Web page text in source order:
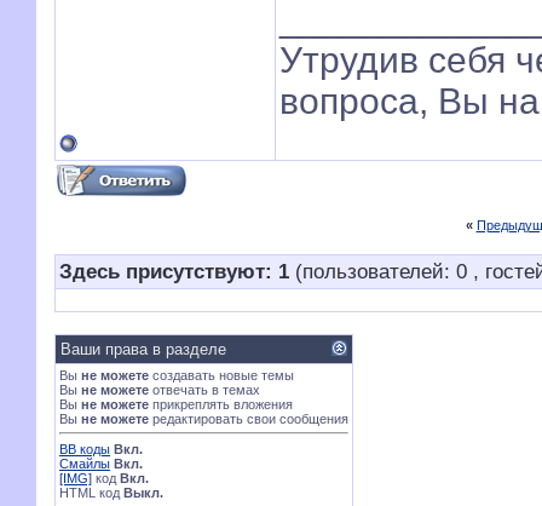
Утрудив себя
вопроса, Вы на
«
Здесь присутствуют: 1 (пользователей: 0 ,
Ваши права в разделе
Вы не можете создавать новые темы
Вы не можете отвечать в темах
Вы не можете прикреплять вложения
Вы не можете редактировать свои сообщения
BB коды Вкл.
Смайлы Вкл.
[IMG] код Вкл.
HTML код Выкл.